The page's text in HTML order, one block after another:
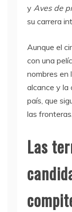
y Aves de
su carrera
Aunque el
con una
nombres en
alcance y la
país, que
las fronteras.
Las